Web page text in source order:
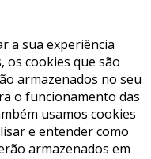
a sua experiência
os cookies que são
armazenados no seu
o funcionamento das
usamos cookies
e entender como
armazenados em